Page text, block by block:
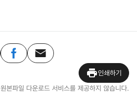
인쇄하기
원본파일 다운로드 서비스를 제공하지 않습니다.